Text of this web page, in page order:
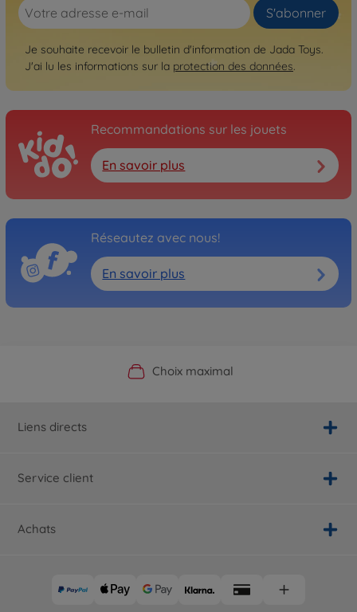
S'abonner
Je souhaite recevoir le bulletin d'information de Jada Toys.
J'ai lu les informations sur la protection des données.
Recommandations sur les jouets
En savoir plus
Réseautez avec nous!
En savoir plus
Boutique officielle du fabricant
Choix maximal
Service personnalisé
Livraison rapide
Liens directs
Service client
Achats